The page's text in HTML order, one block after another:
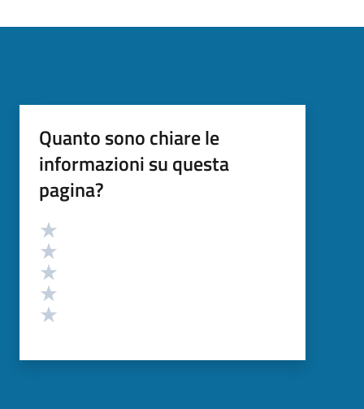
Quanto sono chiare le
informazioni su questa
pagina?
Valutazione